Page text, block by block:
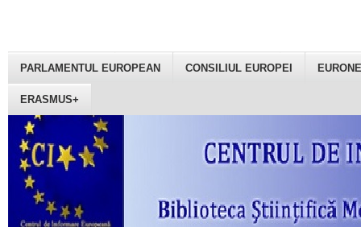
PARLAMENTUL EUROPEAN CONSILIUL EUROPEI
ERASMUS+